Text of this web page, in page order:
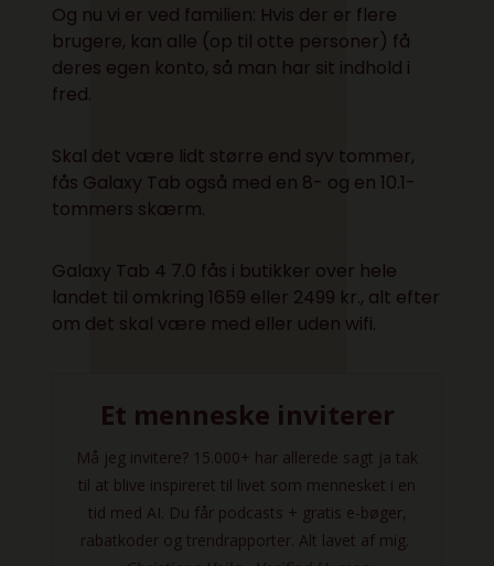
Og nu vi er ved familien: Hvis der er flere
brugere, kan alle (op til otte personer) få
deres egen konto, så man har sit indhold i
fred.
Skal det være lidt større end syv tommer,
fås Galaxy Tab også med en 8- og en 10.1-
tommers skærm.
Galaxy Tab 4 7.0 fås i butikker over hele
landet til omkring 1659 eller 2499 kr., alt efter
om det skal være med eller uden wifi.